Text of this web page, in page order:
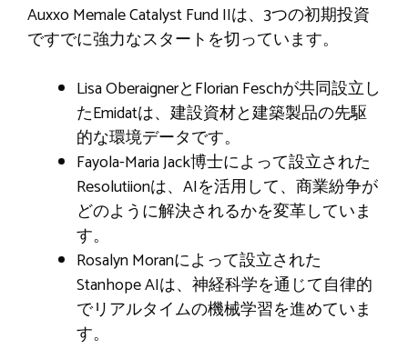
Auxxo Memale Catalyst Fund IIは、3つの初期投資
ですでに強力なスタートを切っています。
Lisa OberaignerとFlorian Feschが共同設立し
たEmidatは、建設資材と建築製品の先駆
的な環境データです。
Fayola-Maria Jack博士によって設立された
Resolutiionは、AIを活用して、商業紛争が
どのように解決されるかを変革していま
す。
Rosalyn Moranによって設立された
Stanhope AIは、神経科学を通じて自律的
でリアルタイムの機械学習を進めていま
す。